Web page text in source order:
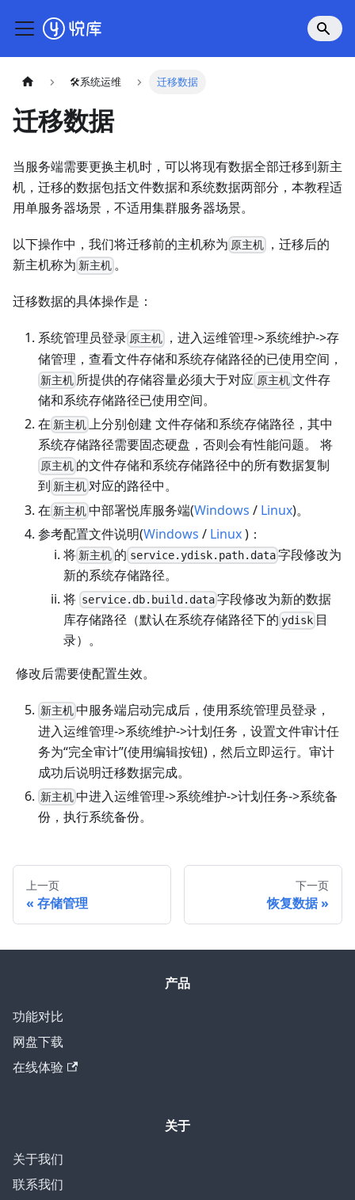
🛠系统运维 迁移数据
迁移数据
当服务端需要更换主机时，可以将现有数据全部迁移到新主
机，迁移的数据包括文件数据和系统数据两部分，本教程适
用单服务器场景，不适用集群服务器场景。
以下操作中，我们将迁移前的主机称为 原主机
，迁移后的
新主机称为 新主机 。
迁移数据的具体操作是：
系统管理员登录 原主机
，进入运维管理->系统维护->存
储管理，查看文件存储和系统存储路径的已使用空间，
新主机 所提供的存储容量必须大于对应 原主机文件存
储和系统存储路径已使用空间。
在 新主机 上分别创建 文件存储和系统存储路径，其中
系统存储路径需要固态硬盘，否则会有性能问题。 将
原主机 的文件存储和系统存储路径中的所有数据复制
到 新主机 对应的路径中。
在 新主机 中部署悦库服务端(Windows / Linux)。
参考配置文件说明(Windows / Linux)：
将 新主机 的 service.ydisk.path.data字段修改为
新的系统存储路径。
将 service.db.build.data 字段修改为新的数据
库存储路径（默认在系统存储路径下的 ydisk 目
录）。
​ 修改后需要使配置生效。
新主机 中服务端启动完成后，使用系统管理员登录，
进入运维管理->系统维护->计划任务，设置文件审计任
务为“完全审计”(使用编辑按钮)，然后立即运行。审计
成功后说明迁移数据完成。
新主机 中进入运维管理->系统维护->计划任务->系统备
份，执行系统备份。
上一页
存储管理
下一页
恢复数据
产品
功能对比
网盘下载
在线体验
关于
关于我们
联系我们